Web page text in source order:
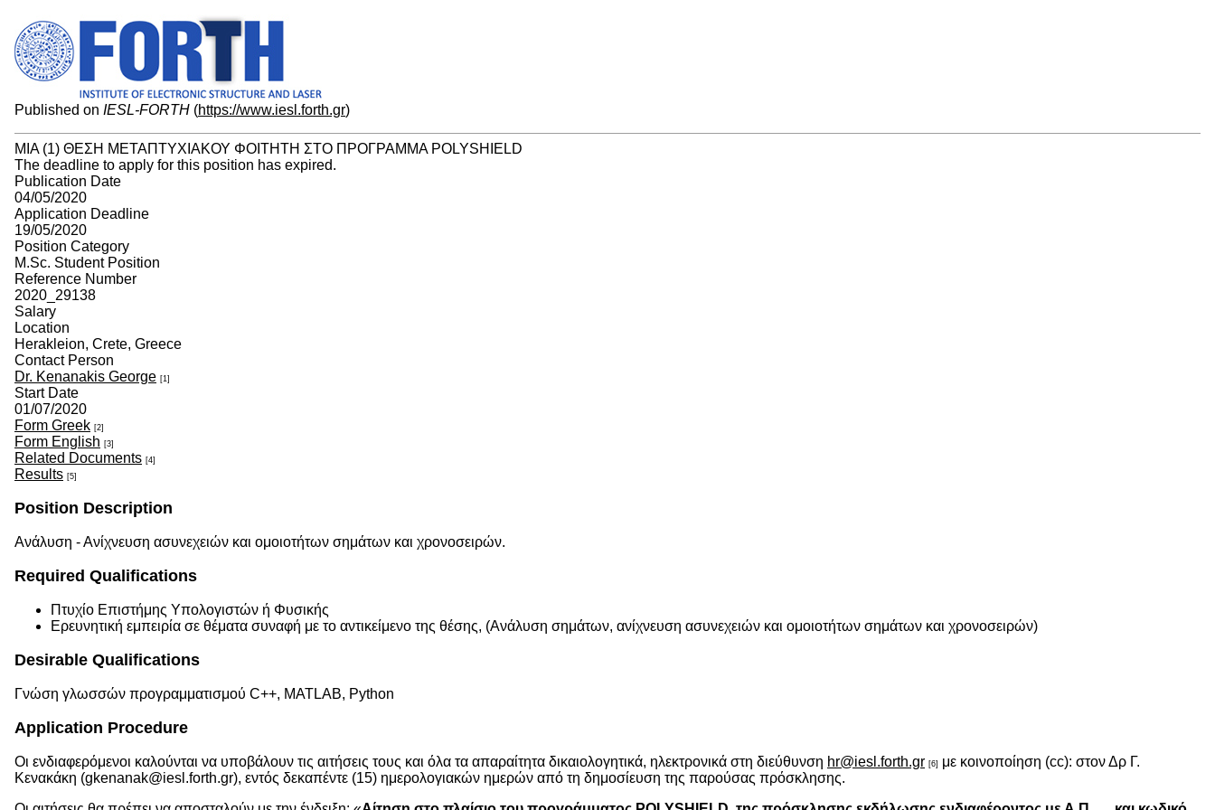
Published on IESL-FORTH (https://www.iesl.forth.gr)
ΜΙΑ (1) ΘΕΣΗ ΜΕΤΑΠΤΥΧΙΑΚΟΥ ΦΟΙΤΗΤΗ ΣΤΟ ΠΡΟΓΡΑΜΜΑ POLYSHIELD
The deadline to apply for this position has expired.
Publication Date
04/05/2020
Application Deadline
19/05/2020
Position Category
M.Sc. Student Position
Reference Number
2020_29138
Salary
Location
Herakleion, Crete, Greece
Contact Person
Dr. Kenanakis George [1]
Start Date
01/07/2020
Form Greek [2]
Form English [3]
Related Documents [4]
Results [5]
Position Description
Ανάλυση - Ανίχνευση ασυνεχειών και ομοιοτήτων σημάτων και χρονοσειρών.
Required Qualifications
Πτυχίο Επιστήμης Υπολογιστών ή Φυσικής
Ερευνητική εμπειρία σε θέματα συναφή με το αντικείμενο της θέσης, (Ανάλυση σημάτων, ανίχνευση ασυνεχειών και ομοιοτήτων σημάτων και χρονοσειρών)
Desirable Qualifications
Γνώση γλωσσών προγραμματισμού C++, MATLAB, Python
Application Procedure
Οι ενδιαφερόμενοι καλούνται να υποβάλουν τις αιτήσεις τους και όλα τα απαραίτητα δικαιολογητικά, ηλεκτρονικά στη διεύθυνση hr@iesl.forth.gr [6]
με κοινοποίηση (cc): στον Δρ Γ.
Κενακάκη (gkenanak@iesl.forth.gr), εντός δεκαπέντε (15) ημερολογιακών ημερών από τη δημοσίευση της παρούσας πρόσκλησης.